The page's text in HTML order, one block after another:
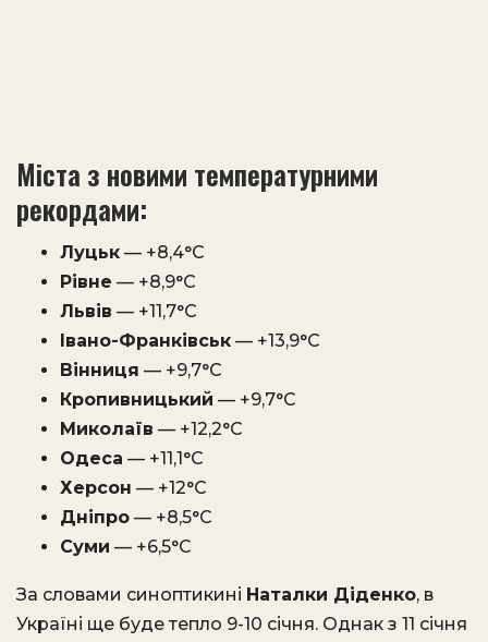
Міста з новими температурними
рекордами:
Луцьк — +8,4°C
Рівне — +8,9°C
Львів — +11,7°C
Івано-Франківськ — +13,9°C
Вінниця — +9,7°C
Кропивницький — +9,7°C
Миколаїв — +12,2°C
Одеса — +11,1°C
Херсон — +12°C
Дніпро — +8,5°C
Суми — +6,5°C
За словами синоптикині Наталки Діденко, в
Україні ще буде тепло 9-10 січня. Однак з 11 січня